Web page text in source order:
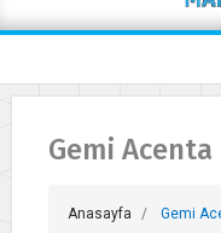
Gemi
Anasayfa Gemi